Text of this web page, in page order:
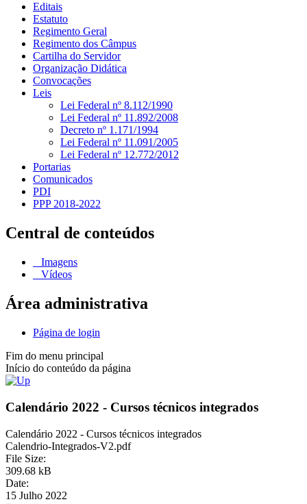
Editais
Estatuto
Regimento Geral
Regimento dos Câmpus
Cartilha do Servidor
Organização Didática
Convocações
Leis
Lei Federal nº 8.112/1990
Lei Federal nº 11.892/2008
Decreto nº 1.171/1994
Lei Federal nº 11.091/2005
Lei Federal nº 12.772/2012
Portarias
Comunicados
PDI
PPP 2018-2022
Central de conteúdos
Imagens
Vídeos
Área administrativa
Página de login
Fim do menu principal
Início do conteúdo da página
Calendário 2022 - Cursos técnicos integrados
Calendário 2022 - Cursos técnicos integrados
Calendrio-Integrados-V2.pdf
File Size:
309.68 kB
Date:
15 Julho 2022